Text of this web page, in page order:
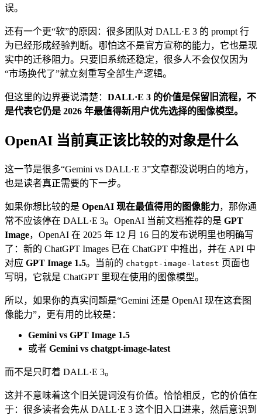
误。
还有一个更“软”的原因：很多团队对 DALL·E 3 的 prompt 行
为已经形成经验判断。哪怕这不是官方宣称的能力，它也是现
实中的迁移阻力。只要旧系统还稳定，很多人不会仅仅因为
“市场换代了”就立刻重写全部生产逻辑。
但这里的边界要说清楚： DALL·E 3 的价值是保留旧流程，不
是代表它仍是 2026 年最值得新用户优先选择的图像模型。
OpenAI 当前真正该比较的对象是什么
这一节是很多“Gemini vs DALL·E 3”文章都没说明白的地方，
也是读者真正需要的下一步。
如果你想比较的是 OpenAI 现在最值得用的图像能力，那你通
常不应该停在 DALL·E 3。OpenAI 当前文档推荐的是 GPT
Image，OpenAI 在 2025 年 12 月 16 日的发布说明里也明确写
了：新的 ChatGPT Images 已在 ChatGPT 中推出，并在 API 中
对应 GPT Image 1.5。当前的 chatgpt-image-latest 页面也
写明，它就是 ChatGPT 里现在使用的图像模型。
所以，如果你的真实问题是“Gemini 还是 OpenAI 现在这套图
像能力”，更有用的比较是：
Gemini vs GPT Image 1.5
或者 Gemini vs chatgpt-image-latest
而不是只盯着 DALL·E 3。
这并不意味着这个旧关键词没有价值。恰恰相反，它的价值在
于：很多读者会先从 DALL·E 3 这个旧入口进来，然后意识到